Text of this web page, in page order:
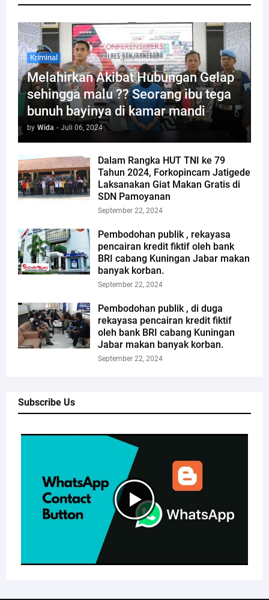
Kriminal
Melahirkan Akibat Hubungan Gelap
sehingga malu ?? Seorang ibu tega
bunuh bayinya di kamar mandi
by Wida - Juli 06, 2024
Dalam Rangka HUT TNI ke 79
Tahun 2024, Forkopincam Jatigede
Laksanakan Giat Makan Gratis di
SDN Pamoyanan
September 22, 2024
Pembodohan publik , rekayasa
pencairan kredit fiktif oleh bank
BRI cabang Kuningan Jabar makan
banyak korban.
September 22, 2024
Pembodohan publik , di duga
rekayasa pencairan kredit fiktif
oleh bank BRI cabang Kuningan
Jabar makan banyak korban.
September 22, 2024
Subscribe Us